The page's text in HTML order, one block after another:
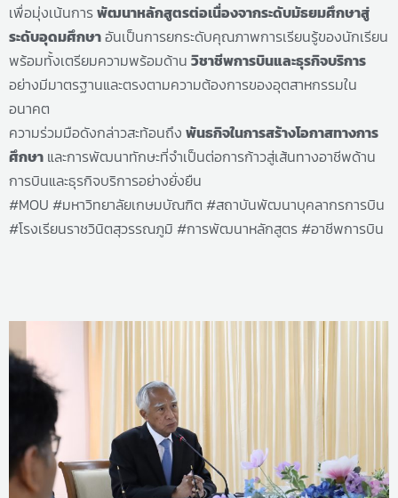
เพื่อมุ่งเน้นการพัฒนาหลักสูตรต่อเนื่องจากระดับมัธยมศึกษาสู่
ระดับอุดมศึกษาอันเป็นการยกระดับคุณภาพการเรียนรู้ของนักเรียน
พร้อมทั้งเตรียมความพร้อมด้าน วิชาชีพการบินและธุรกิจบริการ
อย่างมีมาตรฐานและตรงตามความต้องการของอุตสาหกรรมใน
อนาคต
ความร่วมมือดังกล่าวสะท้อนถึง พันธกิจในการสร้างโอกาสทางการ
ศึกษา และการพัฒนาทักษะที่จำเป็นต่อการก้าวสู่เส้นทางอาชีพด้าน
การบินและธุรกิจบริการอย่างยั่งยืน
#MOU #มหาวิทยาลัยเกษมบัณฑิต #สถาบันพัฒนาบุคลากรการบิน
#โรงเรียนราชวินิตสุวรรณภูมิ #การพัฒนาหลักสูตร #อาชีพการบิน